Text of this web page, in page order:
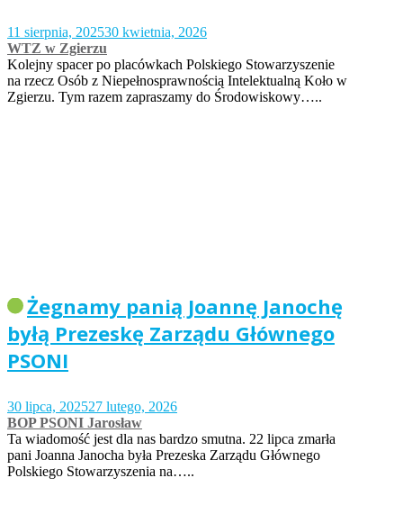
11 sierpnia, 202530 kwietnia, 2026
WTZ w Zgierzu
Kolejny spacer po placówkach Polskiego Stowarzyszenie
na rzecz Osób z Niepełnosprawnością Intelektualną Koło w
Zgierzu. Tym razem zapraszamy do Środowiskowy…..
Żegnamy panią Joannę Janochę
byłą Prezeskę Zarządu Głównego
PSONI
30 lipca, 202527 lutego, 2026
BOP PSONI Jarosław
Ta wiadomość jest dla nas bardzo smutna. 22 lipca zmarła
pani Joanna Janocha była Prezeska Zarządu Głównego
Polskiego Stowarzyszenia na…..